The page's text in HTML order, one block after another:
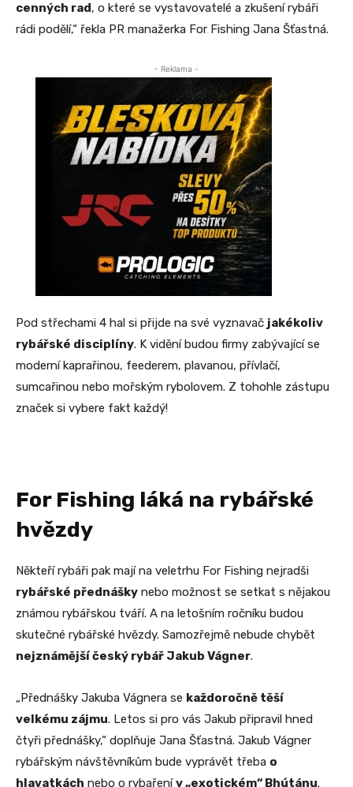
cenných rad, o které se vystavovatelé a zkušení rybáři
rádi podělí,“ řekla PR manažerka For Fishing Jana Šťastná.
- Reklama -
Pod střechami 4 hal si přijde na své vyznavač jakékoliv
rybářské disciplíny. K vidění budou firmy zabývající se
moderní kaprařinou, feederem, plavanou, přívlačí,
sumcařinou nebo mořským rybolovem. Z tohohle zástupu
značek si vybere fakt každý!
For Fishing láká na rybářské
hvězdy
Někteří rybáři pak mají na veletrhu For Fishing nejradši
rybářské přednášky nebo možnost se setkat s nějakou
známou rybářskou tváří. A na letošním ročníku budou
skutečné rybářské hvězdy. Samozřejmě nebude chybět
nejznámější český rybář Jakub Vágner.
„Přednášky Jakuba Vágnera se každoročně těší
velkému zájmu. Letos si pro vás Jakub připravil hned
čtyři přednášky,“ doplňuje Jana Šťastná. Jakub Vágner
rybářským návštěvníkům bude vyprávět třeba o
hlavatkách nebo o rybařenív „exotickém“ Bhútánu.